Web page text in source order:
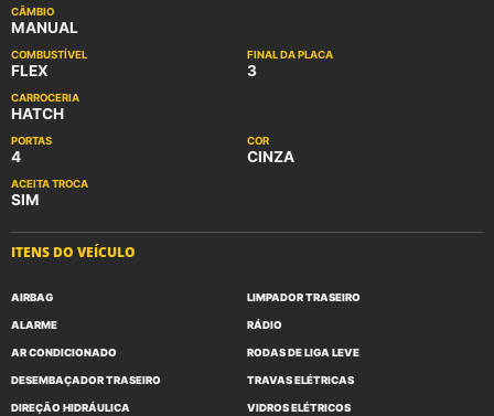
CÂMBIO
MANUAL
COMBUSTÍVEL
FLEX
FINAL DA PLACA
3
CARROCERIA
HATCH
PORTAS
4
COR
CINZA
ACEITA TROCA
SIM
ITENS DO VEÍCULO
AIRBAG
ALARME
AR CONDICIONADO
DESEMBAÇADOR TRASEIRO
DIREÇÃO HIDRÁULICA
LIMPADOR TRASEIRO
RÁDIO
RODAS DE LIGA LEVE
TRAVAS ELÉTRICAS
VIDROS ELÉTRICOS